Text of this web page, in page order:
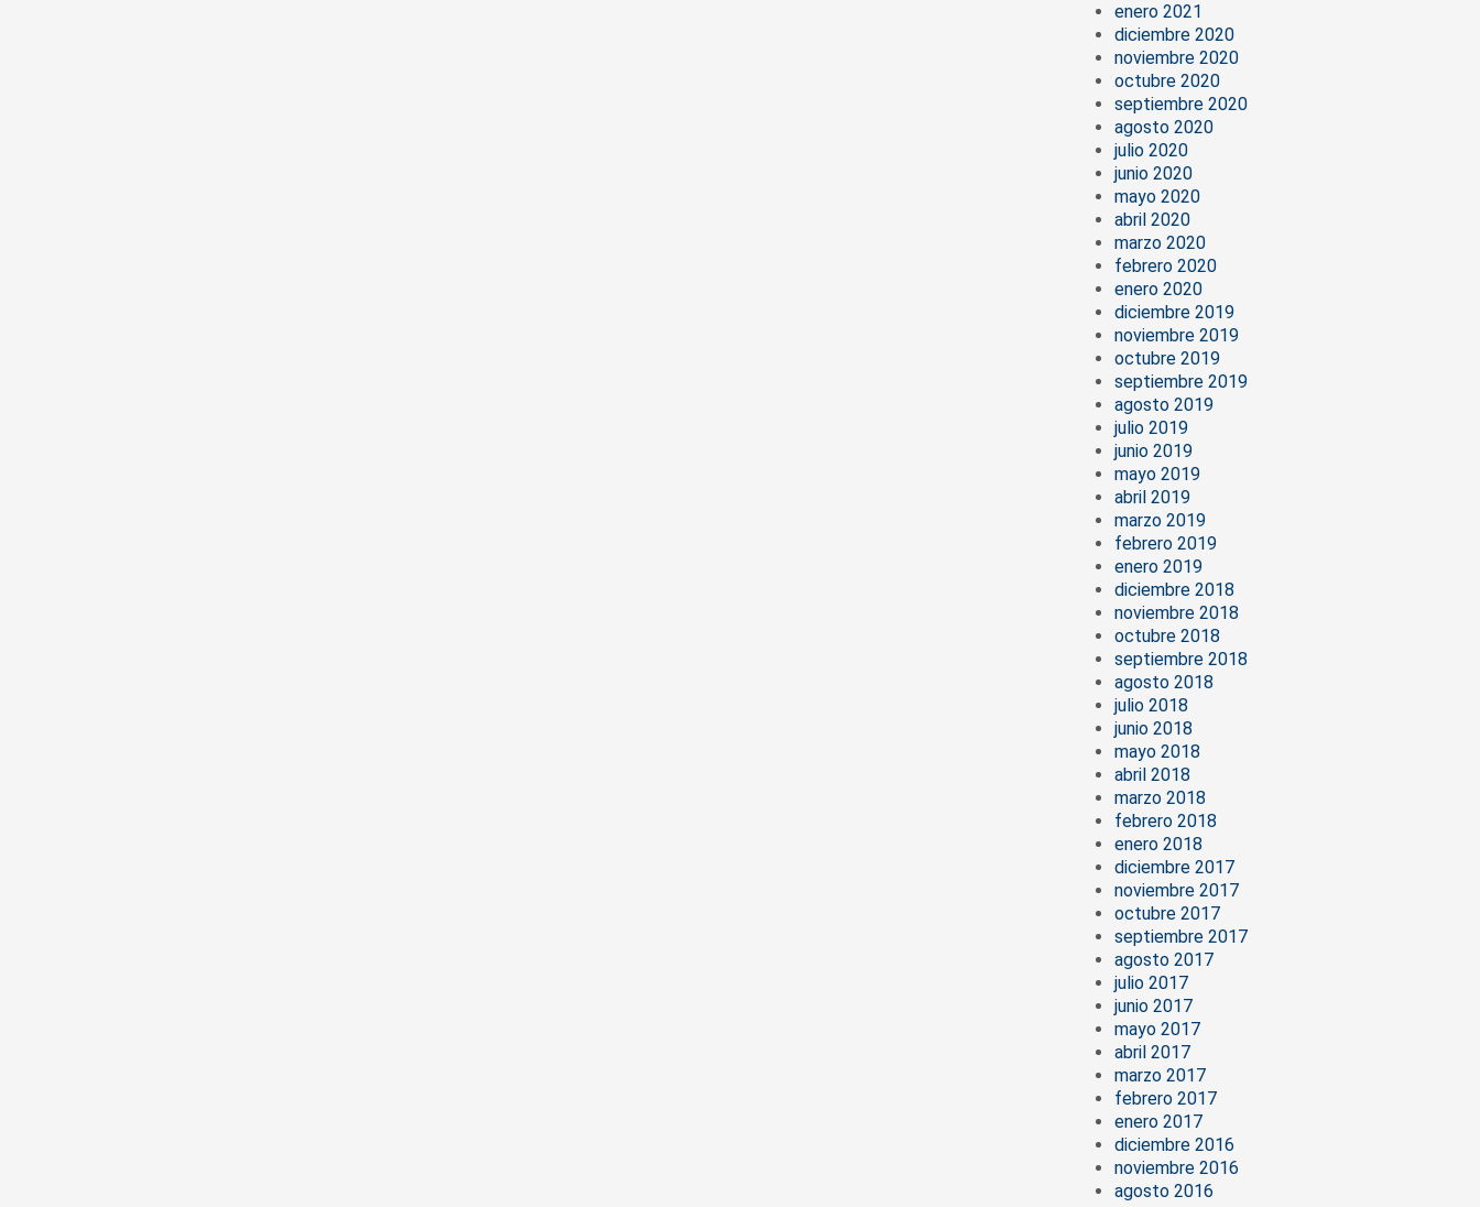
enero 2021
diciembre 2020
noviembre 2020
octubre 2020
septiembre 2020
agosto 2020
julio 2020
junio 2020
mayo 2020
abril 2020
marzo 2020
febrero 2020
enero 2020
diciembre 2019
noviembre 2019
octubre 2019
septiembre 2019
agosto 2019
julio 2019
junio 2019
mayo 2019
abril 2019
marzo 2019
febrero 2019
enero 2019
diciembre 2018
noviembre 2018
octubre 2018
septiembre 2018
agosto 2018
julio 2018
junio 2018
mayo 2018
abril 2018
marzo 2018
febrero 2018
enero 2018
diciembre 2017
noviembre 2017
octubre 2017
septiembre 2017
agosto 2017
julio 2017
junio 2017
mayo 2017
abril 2017
marzo 2017
febrero 2017
enero 2017
diciembre 2016
noviembre 2016
agosto 2016